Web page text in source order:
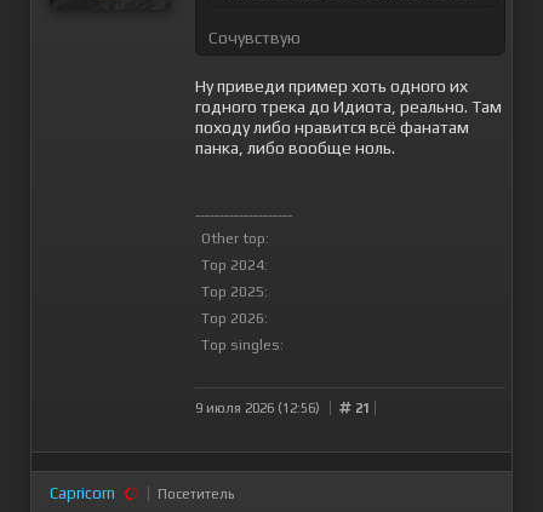
Сочувствую
Ну приведи пример хоть одного их
годного трека до Идиота, реально. Там
походу либо нравится всё фанатам
панка, либо вообще ноль.
--------------------
Other top:
Top 2024:
Top 2025:
Top 2026:
Top singles:
9 июля 2026 (12:56) 21
Capricorn Посетитель